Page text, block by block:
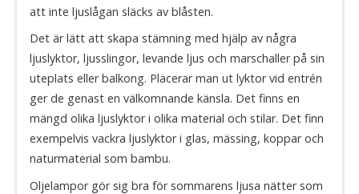
att inte ljuslågan släcks av blåsten.
Det är lätt att skapa stämning med hjälp av några
ljuslyktor, ljusslingor, levande ljus och marschaller på sin
uteplats eller balkong. Placerar man ut lyktor vid entrén
ger de genast en välkomnande känsla. Det finns en
mängd olika ljuslyktor i olika material och stilar. Det finn
exempelvis vackra ljuslyktor i glas, mässing, koppar och
naturmaterial som bambu.
Oljelampor gör sig bra för sommarens ljusa nätter som